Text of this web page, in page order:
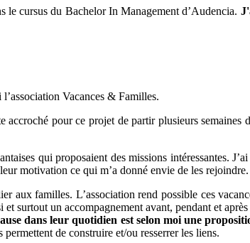
le cursus du Bachelor In Management d’Audencia.
Vacances & Familles.
pour ce projet de partir plusieurs semaines
qui proposaient des missions intéressantes.
motivation ce qui m’a donné envie de les rejoindre.
aux familles. L’association rend possible ces
surtout un accompagnement avant, pendant et
dans leur quotidien est selon moi une
de construire et/ou resserrer les liens.